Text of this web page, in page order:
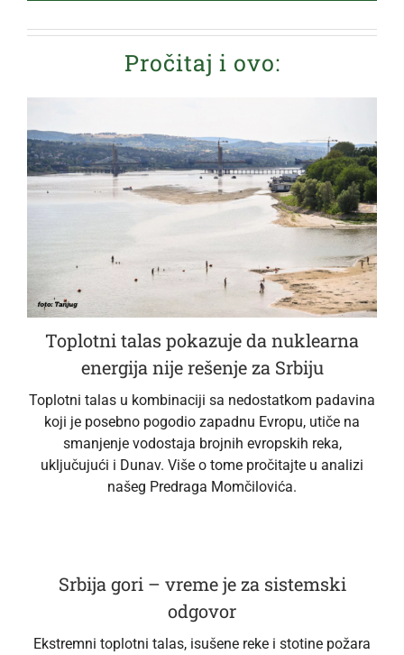
Pročitaj i ovo:
Toplotni talas pokazuje da nuklearna
energija nije rešenje za Srbiju
Toplotni talas u kombinaciji sa nedostatkom padavina
koji je posebno pogodio zapadnu Evropu, utiče na
smanjenje vodostaja brojnih evropskih reka,
uključujući i Dunav. Više o tome pročitajte u analizi
našeg Predraga Momčilovića.
Srbija gori – vreme je za sistemski
odgovor
Ekstremni toplotni talas, isušene reke i stotine požara